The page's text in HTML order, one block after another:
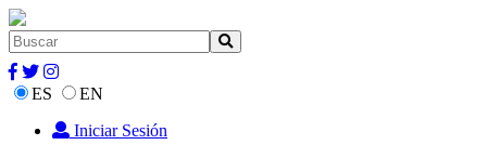
ES
EN
Iniciar Sesión